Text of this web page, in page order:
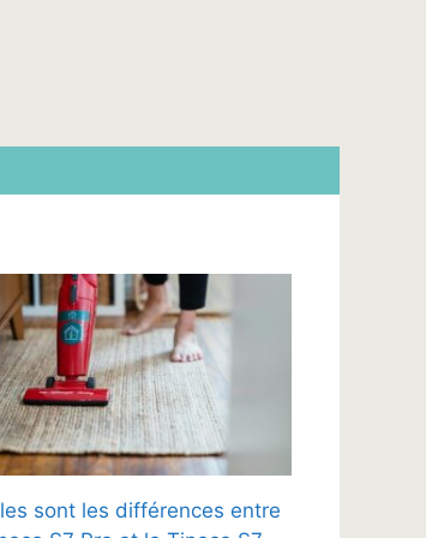
sont les différences entre